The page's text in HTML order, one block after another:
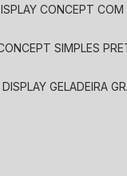
DISPLAY CONCEPT
CONCEPT SIMPLES
DISPLAY GELADEIRA